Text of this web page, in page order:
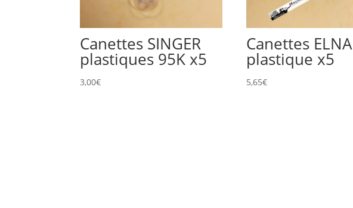
Canettes SINGER
plastiques 95K x5
3,00€
Canettes ELNA
plastique x5
5,65€